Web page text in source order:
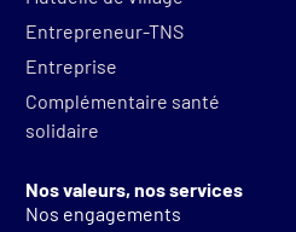
Entrepreneur-TNS
Entreprise
Complémentaire santé
solidaire
Nos valeurs, nos services
Nos engagements